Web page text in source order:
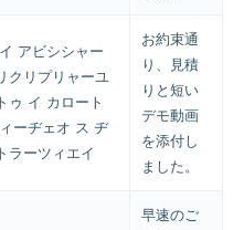
アビシシャー
クリプリャーユ
ゥ イ カロート
ーヂェオ ス ヂ
ラーツィエイ
お約束通
り、見積
りと短い
デモ動画
を添付し
ました。
早速のご